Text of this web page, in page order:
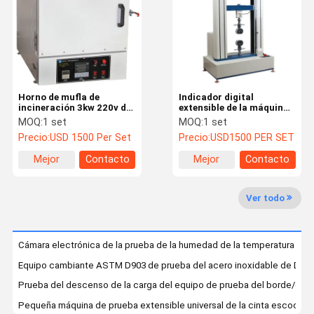
Recorrido
Por La
Fábrica
Control De
Calidad
Noticias
Casos VR
Horno del secado al vacío
probador de alteración por los agentes atmosféricos acelerado ultravioleta
Indicador digital
extensible de la máquina
de prueba de la fuerza de
rasgado del control
informático LED
MOQ:1 set
Precio:USD1500 PER SET
Mejor
Contacto
Horno de mufla de
incineración 3kw 220v de
la cerámica da alta
temperatura del
laboratorio
MOQ:1 set
Precio:USD 1500 Per Set
Mejor
Contacto
Ver todo
Cámara electrónica de la prueba de la humedad de la temperatura
Equipo cambiante ASTM D903 de prueba del acero inoxidable de
Prueba del descenso de la carga del equipo de prueba del borde/del
Pequeña máquina de prueba extensible universal de la cinta